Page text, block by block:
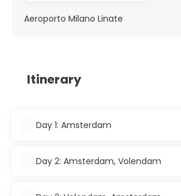
Aeroporto Milano Linate
Itinerary
Day 1: Amsterdam
Day 2: Amsterdam, Volendam